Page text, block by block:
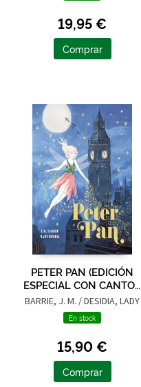
19,95 €
Comprar
PETER PAN (EDICIÓN
ESPECIAL CON CANTOS
TINTADOS)
BARRIE, J. M. / DESIDIA, LADY
En stock
15,90 €
Comprar